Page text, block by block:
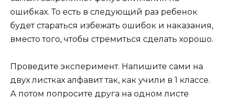
ошибках. То есть в следующий раз ребенок
будет стараться избежать ошибок и наказания,
вместо того, чтобы стремиться сделать хорошо.
Проведите эксперимент. Напишите сами на
двух листках алфавит так, как учили в 1 классе.
А потом попросите друга на одном листе